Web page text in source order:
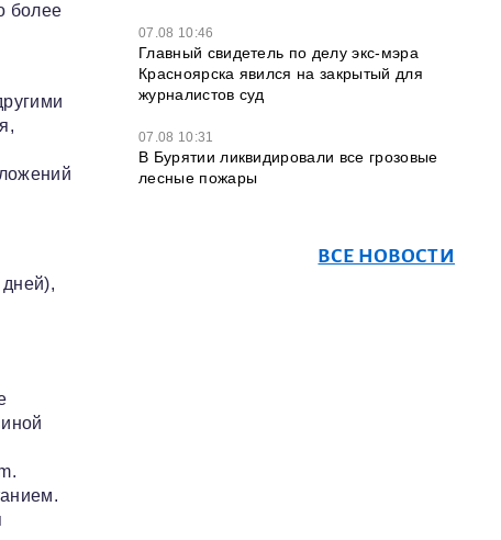
более
07.08 10:46
Главный свидетель по делу экс-мэра
Красноярска явился на закрытый для
журналистов суд
07.08 10:31
В Бурятии ликвидировали все грозовые
лесные пожары
ВСЕ НОВОСТИ